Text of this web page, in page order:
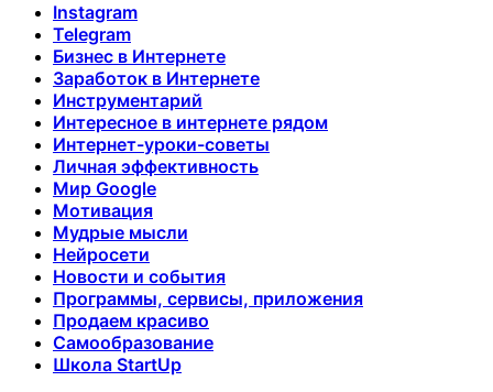
Instagram
Telegram
Бизнес в Интернете
Заработок в Интернете
Инструментарий
Интересное в интернете рядом
Интернет-уроки-советы
Личная эффективность
Мир Google
Мотивация
Мудрые мысли
Нейросети
Новости и события
Программы, сервисы, приложения
Продаем красиво
Самообразование
Школа StartUp